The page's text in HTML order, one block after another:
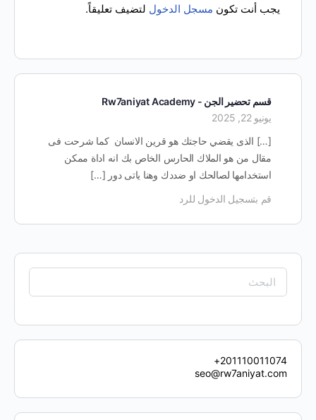
يجب أنت تكون مسجل الدخول لتضيف تعليقاً.
قسم تحضير الجن - Rw7aniyat Academy
يونيو 22, 2025
[…] الذى يقضي حاجتك هو قرين الانسان كما شرحت فى
مقال من هو الملاك الحارس الخاص بك انه اداة ممكن
استخدامها لصالحك او ضددك وهنا ياتى دور […]
قم بتسجيل الدخول للرد
201110011074+
seo@rw7aniyat.com